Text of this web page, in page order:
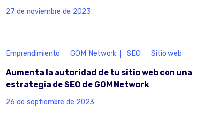
27 de noviembre de 2023
Emprendimiento GOM Network SEO Sitio web
Aumenta la autoridad de tu sitio web con una
estrategia de SEO de GOM Network
26 de septiembre de 2023